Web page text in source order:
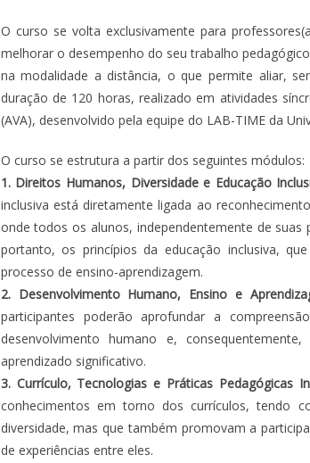
O curso se volta exclusivamente para
melhorar o desempenho do seu trabalho
na modalidade a distância, o que permite aliar,
duração de 120 horas, realizado em atividades
(AVA), desenvolvido pela equipe do LAB-TIME da
O curso se estrutura a partir dos seguintes módulos:
1. Direitos Humanos, Diversidade e Educação
inclusiva está diretamente ligada ao
onde todos os alunos, independentemente de suas
portanto, os princípios da educação inclusiva,
processo de ensino-aprendizagem.
2. Desenvolvimento Humano, Ensino e
participantes poderão aprofundar a
desenvolvimento humano e,
aprendizado significativo.
3. Currículo, Tecnologias e Práticas Pedagógicas
conhecimentos em torno dos currículos, tendo
diversidade, mas que também promovam a
de experiências entre eles.